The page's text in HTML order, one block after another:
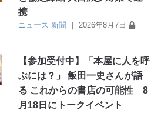
携
ニュース 新聞 ｜2026年8月7日
【参加受付中】「本屋に人を呼
ぶには？」 飯田一史さんが語
る これからの書店の可能性 8
月18日にトークイベント